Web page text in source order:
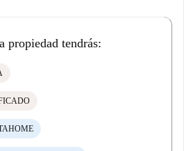
propiedad tendrás: